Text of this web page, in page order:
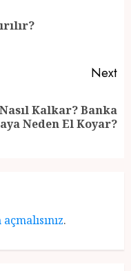
Next
Kalkar? Banka
Neden El Koyar?
.